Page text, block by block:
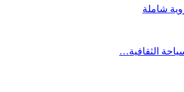
شاملة
الثقافية…